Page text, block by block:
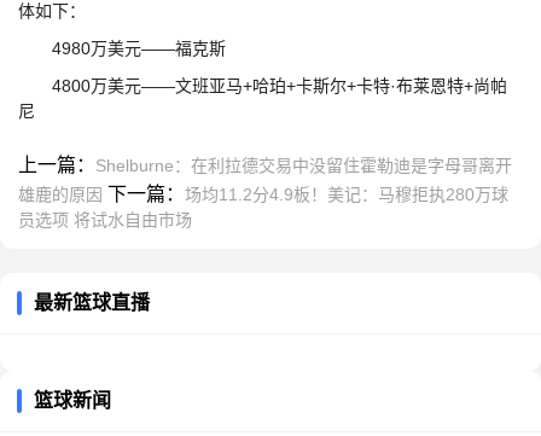
体如下：
4980万美元——福克斯
4800万美元——文班亚马+哈珀+卡斯尔+卡特·布莱恩特+尚帕
尼
上一篇： Shelburne：在利拉德交易中没留住霍勒迪是字母哥离开
雄鹿的原因 下一篇： 场均11.2分4.9板！美记：马穆拒执280万球
员选项 将试水自由市场
最新篮球直播
篮球新闻